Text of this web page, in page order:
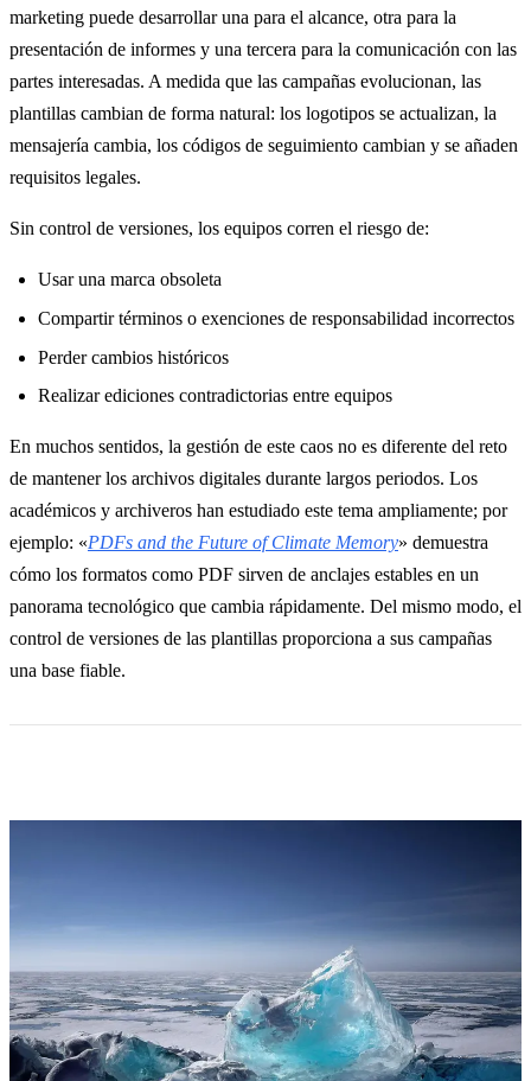
marketing puede desarrollar una para el alcance, otra para la
presentación de informes y una tercera para la comunicación con las
partes interesadas. A medida que las campañas evolucionan, las
plantillas cambian de forma natural: los logotipos se actualizan, la
mensajería cambia, los códigos de seguimiento cambian y se añaden
requisitos legales.
Sin control de versiones, los equipos corren el riesgo de:
Usar una marca obsoleta
Compartir términos o exenciones de responsabilidad incorrectos
Perder cambios históricos
Realizar ediciones contradictorias entre equipos
En muchos sentidos, la gestión de este caos no es diferente del reto
de mantener los archivos digitales durante largos periodos. Los
académicos y archiveros han estudiado este tema ampliamente; por
ejemplo: «PDFs and the Future of Climate Memory» demuestra
cómo los formatos como PDF sirven de anclajes estables en un
panorama tecnológico que cambia rápidamente. Del mismo modo, el
control de versiones de las plantillas proporciona a sus campañas
una base fiable.